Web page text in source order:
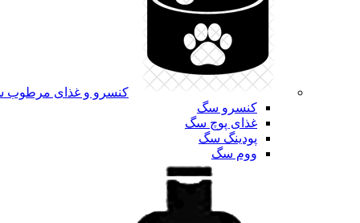
کنسرو و غذای
کنسرو سگ
غذای پوچ سگ
پودینگ سگ
ووم سگ